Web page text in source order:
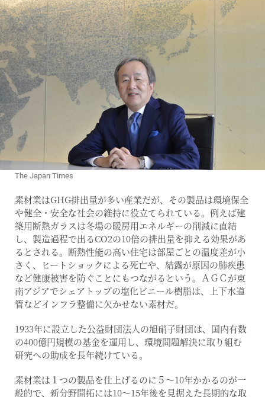
The Japan Times
素材業はGHG排出量が多い産業だが、その製品は環境保全
や健全・安全な社会の維持に役立てられている。例えば建
築用断熱ガラスは冬場の暖房用エネルギーの削減に直結
し、製造過程で出るCO2の10倍の排出量を抑える効果があ
るとされる。断熱性能の高い住宅は部屋ごとの温度差が小
さく、ヒートショックによる死亡や、結露が原因の肺疾患
など健康被害を防ぐことにもつながるという。ＡＧＣが東
南アジアでシェアトップの塩化ビニール樹脂は、上下水道
管などインフラ整備に欠かせない素材だ。
1933年に設立した公益財団法人の旭硝子財団は、国内有数
の400億円規模の基金を運用し、環境問題解決に取り組む
研究への助成を長年続けている。
素材業は１つの製品を仕上げるのに５～10年かかるのが一
般的で、新分野開拓には10～15年後を見据えた長期的な取